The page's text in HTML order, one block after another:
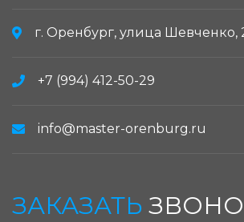
г. Оренбург, улица Шевченко,
+7 (994) 412-50-29
info@master-orenburg.ru
ЗАКАЗАТЬ